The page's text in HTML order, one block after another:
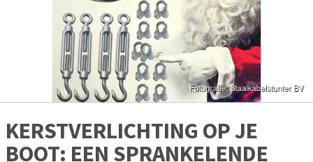
KERSTVERLICHTING OP JE
BOOT: EEN SPRANKELENDE